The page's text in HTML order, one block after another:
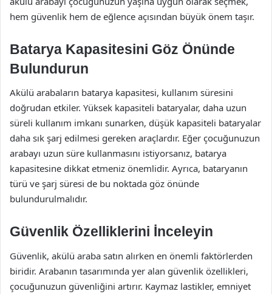
hem güvenlik hem de eğlence açısından büyük önem taşır.
Batarya Kapasitesini Göz Önünde
Bulundurun
Akülü arabaların batarya kapasitesi, kullanım süresini
doğrudan etkiler. Yüksek kapasiteli bataryalar, daha uzun
süreli kullanım imkanı sunarken, düşük kapasiteli bataryalar
daha sık şarj edilmesi gereken araçlardır. Eğer çocuğunuzun
arabayı uzun süre kullanmasını istiyorsanız, batarya
kapasitesine dikkat etmeniz önemlidir. Ayrıca, bataryanın
türü ve şarj süresi de bu noktada göz önünde
bulundurulmalıdır.
Güvenlik Özelliklerini İnceleyin
Güvenlik, akülü araba satın alırken en önemli faktörlerden
biridir. Arabanın tasarımında yer alan güvenlik özellikleri,
çocuğunuzun güvenliğini artırır. Kaymaz lastikler, emniyet